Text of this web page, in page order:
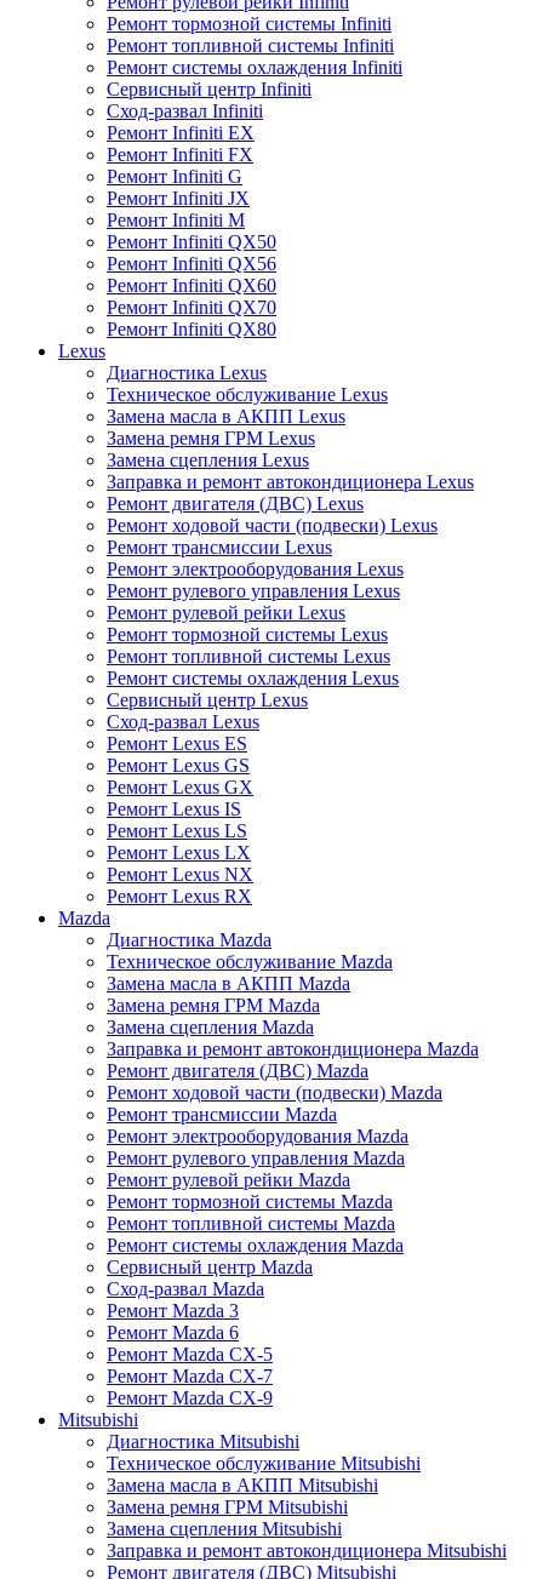
Ремонт тормозной системы Infiniti
Ремонт топливной системы Infiniti
Ремонт системы охлаждения Infiniti
Сервисный центр Infiniti
Сход-развал Infiniti
Ремонт Infiniti EX
Ремонт Infiniti FX
Ремонт Infiniti G
Ремонт Infiniti JX
Ремонт Infiniti M
Ремонт Infiniti QX50
Ремонт Infiniti QX56
Ремонт Infiniti QX60
Ремонт Infiniti QX70
Ремонт Infiniti QX80
Lexus
Диагностика Lexus
Техническое обслуживание Lexus
Замена масла в АКПП Lexus
Замена ремня ГРМ Lexus
Замена сцепления Lexus
Заправка и ремонт автокондиционера Lexus
Ремонт двигателя (ДВС) Lexus
Ремонт ходовой части (подвески) Lexus
Ремонт трансмиссии Lexus
Ремонт электрооборудования Lexus
Ремонт рулевого управления Lexus
Ремонт рулевой рейки Lexus
Ремонт тормозной системы Lexus
Ремонт топливной системы Lexus
Ремонт системы охлаждения Lexus
Сервисный центр Lexus
Сход-развал Lexus
Ремонт Lexus ES
Ремонт Lexus GS
Ремонт Lexus GX
Ремонт Lexus IS
Ремонт Lexus LS
Ремонт Lexus LX
Ремонт Lexus NX
Ремонт Lexus RX
Mazda
Диагностика Mazda
Техническое обслуживание Mazda
Замена масла в АКПП Mazda
Замена ремня ГРМ Mazda
Замена сцепления Mazda
Заправка и ремонт автокондиционера Mazda
Ремонт двигателя (ДВС) Mazda
Ремонт ходовой части (подвески) Mazda
Ремонт трансмиссии Mazda
Ремонт электрооборудования Mazda
Ремонт рулевого управления Mazda
Ремонт рулевой рейки Mazda
Ремонт тормозной системы Mazda
Ремонт топливной системы Mazda
Ремонт системы охлаждения Mazda
Сервисный центр Mazda
Сход-развал Mazda
Ремонт Mazda 3
Ремонт Mazda 6
Ремонт Mazda CX-5
Ремонт Mazda CX-7
Ремонт Mazda CX-9
Mitsubishi
Диагностика Mitsubishi
Техническое обслуживание Mitsubishi
Замена масла в АКПП Mitsubishi
Замена ремня ГРМ Mitsubishi
Замена сцепления Mitsubishi
Заправка и ремонт автокондиционера Mitsubishi
Ремонт двигателя (ДВС) Mitsubishi